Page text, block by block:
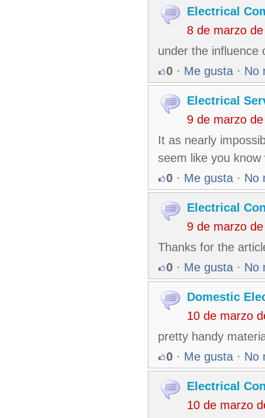
Electrical
8 de marzo
under the influence
0 · Me gusta · No
Electrical
9 de marzo
It as nearly
seem like you
0 · Me gusta · No
Electrical
9 de marzo
Thanks for the
0 · Me gusta · No
Domestic
10 de marzo
pretty handy
0 · Me gusta · No
Electrical
10 de marzo